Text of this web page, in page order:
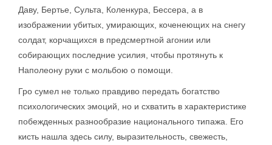
Даву, Бертье, Сульта, Коленкура, Бессера, а в
изображении убитых, умирающих, коченеющих на снегу
солдат, корчащихся в предсмертной агонии или
собирающих последние усилия, чтобы протянуть к
Наполеону руки с мольбою о помощи.
Гро сумел не только правдиво передать богатство
психологических эмоций, но и схватить в характеристике
побежденных разнообразие национального типажа. Его
кисть нашла здесь силу, выразительность, свежесть,